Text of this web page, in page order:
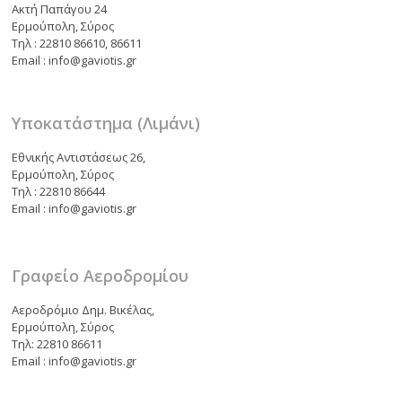
Ακτή Παπάγου 24
Ερμούπολη, Σύρος
Τηλ : 22810 86610, 86611
Email : info@gaviotis.gr
Υποκατάστημα (Λιμάνι)
Εθνικής Αντιστάσεως 26,
Ερμούπολη, Σύρος
Τηλ : 22810 86644
Email : info@gaviotis.gr
Γραφείο Αεροδρομίου
Αεροδρόμιο Δημ. Βικέλας,
Ερμούπολη, Σύρος
Τηλ: 22810 86611
Email : info@gaviotis.gr